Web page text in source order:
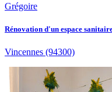
Grégoire
Rénovation d'un espace
Vincennes (94300)